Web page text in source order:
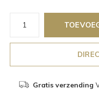
Gratis verzending